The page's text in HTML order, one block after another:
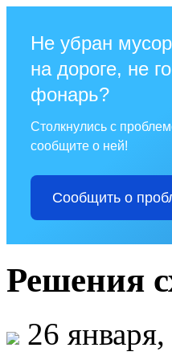
Не убран
на дороге, не
фонарь?
Столкнулись с
сообщите о ней!
Сообщить о
Решения
26